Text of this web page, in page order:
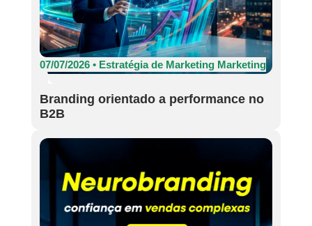
07/07/2026 • Estratégia de Marketing Marketing
Branding orientado a performance no
B2B